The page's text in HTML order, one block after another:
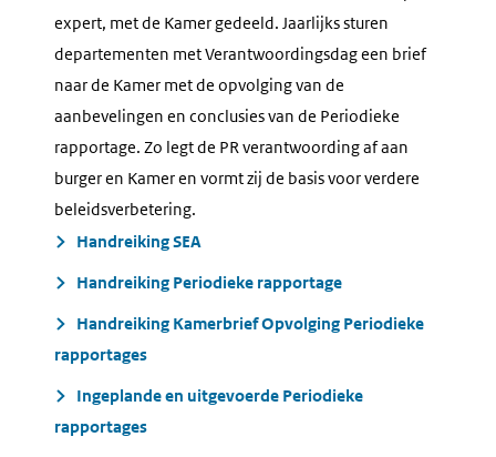
expert, met de Kamer gedeeld. Jaarlijks sturen
departementen met Verantwoordingsdag een brief
naar de Kamer met de opvolging van de
aanbevelingen en conclusies van de Periodieke
rapportage. Zo legt de PR verantwoording af aan
burger en Kamer en vormt zij de basis voor verdere
beleidsverbetering.
Handreiking SEA
Handreiking Periodieke rapportage
Handreiking Kamerbrief Opvolging Periodieke
rapportages
Ingeplande en uitgevoerde Periodieke
rapportages